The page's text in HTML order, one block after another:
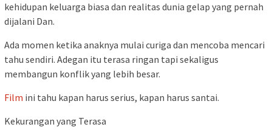
kehidupan keluarga biasa dan realitas dunia gelap yang pernah
dijalani Dan.
Ada momen ketika anaknya mulai curiga dan mencoba mencari
tahu sendiri. Adegan itu terasa ringan tapi sekaligus
membangun konflik yang lebih besar.
Film ini tahu kapan harus serius, kapan harus santai.
Kekurangan yang Terasa